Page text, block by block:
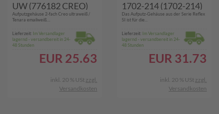
UW (776182 CREO)
Aufputzgehäuse 2-fach Creo ultraweiß /
Tenara emailweiß....
Lieferzeit: Im Versandlager
lagernd - versandbereit in 24-
48 Stunden
EUR 25.63
inkl. 20 % USt zzgl.
Versandkosten
1702-214 (1702-214)
Das Aufputz-Gehäuse aus der Serie Reflex
SI ist für die...
Lieferzeit: Im Versandlager
lagernd - versandbereit in 24-
48 Stunden
EUR 31.73
inkl. 20 % USt zzgl.
Versandkosten